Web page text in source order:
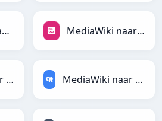
MediaWiki naar PHP MediaWiki naar PNG
MediaWiki naar Protobuf MediaWiki naar RDataFrame